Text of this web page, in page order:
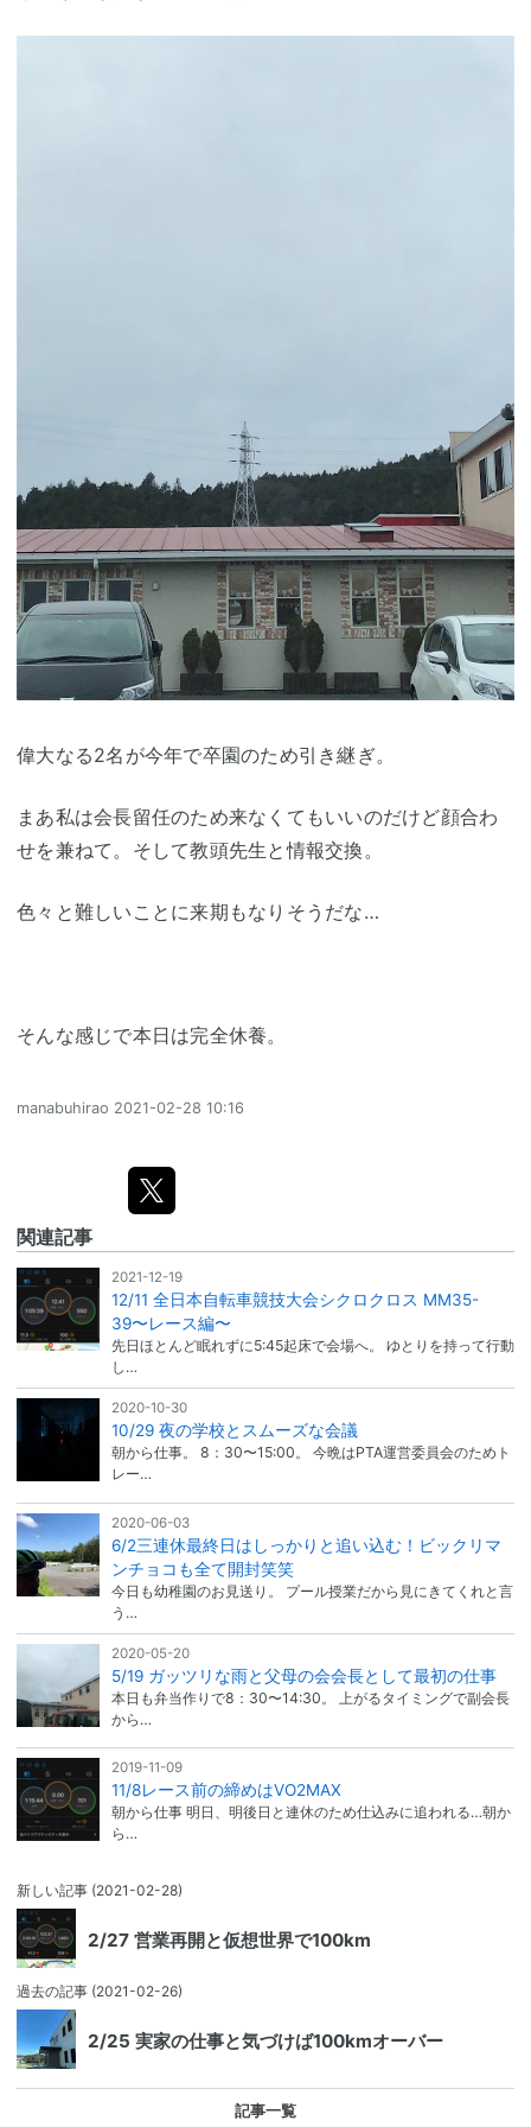
偉大なる2名が今年で卒園のため引き継ぎ。
まあ私は会長留任のため来なくてもいいのだけど顔合わ
せを兼ねて。そして教頭先生と情報交換。
色々と難しいことに来期もなりそうだな…
そんな感じで本日は完全休養。
manabuhirao 2021-02-28 10:16
関連記事
2021-12-19
12/11 全日本自転車競技大会シクロクロス MM35-
39〜レース編〜
先日ほとんど眠れずに5:45起床で会場へ。 ゆとりを持って行動
し…
2020-10-30
10/29 夜の学校とスムーズな会議
朝から仕事。 8：30〜15:00。 今晩はPTA運営委員会のためト
レー…
2020-06-03
6/2三連休最終日はしっかりと追い込む！ビックリマ
ンチョコも全て開封笑笑
今日も幼稚園のお見送り。 プール授業だから見にきてくれと言
う…
2020-05-20
5/19 ガッツリな雨と父母の会会長として最初の仕事
本日も弁当作りで8：30〜14:30。 上がるタイミングで副会長
から…
2019-11-09
11/8レース前の締めはVO2MAX
朝から仕事 明日、明後日と連休のため仕込みに追われる…朝か
ら…
新しい記事 (2021-02-28)
2/27 営業再開と仮想世界で100km
過去の記事 (2021-02-26)
2/25 実家の仕事と気づけば100kmオーバー
記事一覧